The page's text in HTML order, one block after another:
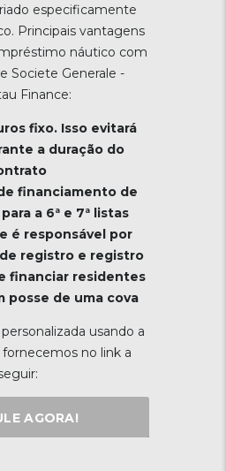
especificamente
Principais vantagens
náutico com
Societe Generale -
Finance:
fixo. Isso evitará
a duração do
financiamento de
a 6ª e 7ª listas
é responsável por
registro e registro
financiar residentes
posse de uma cova
usando a
no link a
AGORA!